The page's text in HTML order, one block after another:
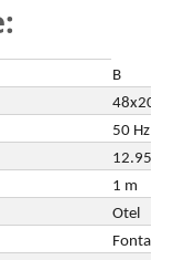
B
48x20x21
50 Hz
12.95 kg
1 m
Otel
Fonta